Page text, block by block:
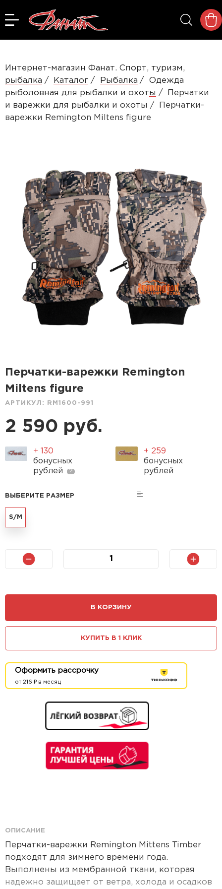
Интернет-магазин Фанат. Спорт, туризм,
рыбалка
Каталог Рыбалка
Одежда
рыболовная для рыбалки и охоты
Перчатки
и варежки для рыбалки и охоты
Перчатки-
варежки Remington Miltens figure
Перчатки-варежки Remington
Miltens figure
АРТИКУЛ: RM1600-991
2 590 руб.
+ 130
бонусных
рублей
?
+ 259
бонусных
рублей
ВЫБЕРИТЕ РАЗМЕР
S/M
В КОРЗИНУ
КУПИТЬ В 1 КЛИК
Оформить рассрочку
от 216 ₽ в месяц
ОПИСАНИЕ
Перчатки-варежки Remington Mittens Timber
подходят для зимнего времени года.
Выполнены из мембранной ткани, которая
надежно защищает от ветра, холода и осадков